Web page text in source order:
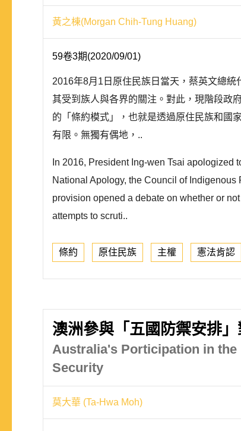
黃之棟(Morgan Chih-Tung Huang)
59卷3期(2020/09/01)
2016年8月1日原住民族日當天，蔡英文總
其受到族人與各界的關注。對此，現階段政
的「條約模式」，也就是透過原住民族和國
有限。無獨有偶地，..
In 2016, President Ing-wen Tsai
National Apology, the Council of
provision opened a debate on whether or
attempts to scruti..
條約 原住民族 主權 憲法肯認
澳洲參與「五國防禦安排
Australia's Porticipation in the
Security
莫大華 (Ta-Hwa Moh)